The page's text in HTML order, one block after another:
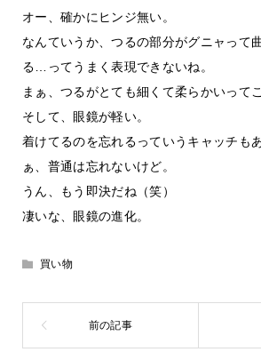
オー、確かにヒンジ無い。
なんていうか、つるの部分がグニャって
る…ってうまく表現できないね。
まぁ、つるがとても細くて柔らかいって
そして、眼鏡が軽い。
着けてるのを忘れるっていうキャッチも
ぁ、普通は忘れないけど。
うん、もう即決だね（笑）
凄いな、眼鏡の進化。
買い物